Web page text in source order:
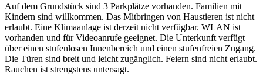
Auf dem Grundstück sind 3 Parkplätze vorhanden. Familien mit
Kindern sind willkommen. Das Mitbringen von Haustieren ist nicht
erlaubt. Eine Klimaanlage ist derzeit nicht verfügbar. WLAN ist
vorhanden und für Videoanrufe geeignet. Die Unterkunft verfügt
über einen stufenlosen Innenbereich und einen stufenfreien Zugang.
Die Türen sind breit und leicht zugänglich. Feiern sind nicht erlaubt.
Rauchen ist strengstens untersagt.